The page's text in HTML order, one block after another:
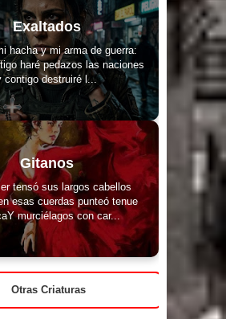
Exaltados
hacha y mi arma de guerra:
haré pedazos las naciones
contigo destruiré l...
Gitanos
tensó sus largos cabellos
esas cuerdas punteó tenue
murciélagos con car...
Otras Criaturas